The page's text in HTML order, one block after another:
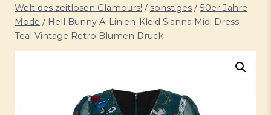
Welt des zeitlosen Glamours! / sonstiges / 50er Jahre
Mode / Hell Bunny A-Linien-Kleid Sianna Midi Dress
Teal Vintage Retro Blumen Druck